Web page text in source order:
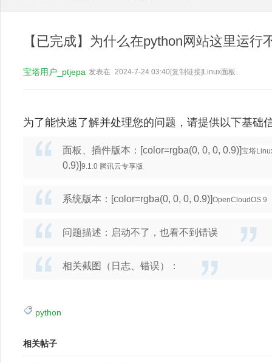
【已完成】为什么在python网站这里运行
宝塔用户_ptjepa 发表在 Linux面板
2024-7-24 03:40 [复制链接]
为了能快速了解并处理您的问题，请提供以下基础
面板、插件版本：[color=rgba(0, 0, 0, 0.9)]宝塔
0.9)]9.1.0 腾讯云专享版
系统版本：[color=rgba(0, 0, 0, 0.9)]OpenCloudOS 9
问题描述：启动不了，也看不到错误
相关截图（日志、错误）：
python
相关帖子